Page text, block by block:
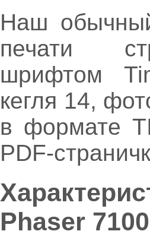
Наш
печати
шрифтом
кегля 14,
в формате
PDF-
Phaser